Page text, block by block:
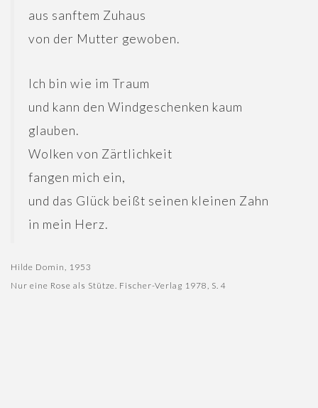
aus sanftem Zuhaus
von der Mutter gewoben.
Ich bin wie im Traum
und kann den Windgeschenken kaum
glauben.
Wolken von Zärtlichkeit
fangen mich ein,
und das Glück beißt seinen kleinen Zahn
in mein Herz.
Hilde Domin, 1953
Nur eine Rose als Stütze. Fischer-Verlag 1978, S. 4